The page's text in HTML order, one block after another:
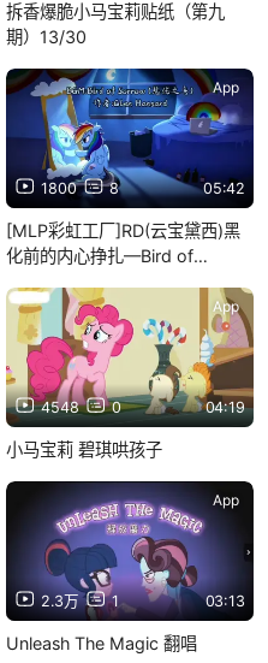
拆香爆脆小马宝莉贴纸（第九
期）13/30
1800 8 05:42
App
[MLP彩虹工厂]RD(云宝黛西)黑
化前的内心挣扎—Bird of
4548 0 04:19
App
小马宝莉 碧琪哄孩子
2.3万 1 03:13
App
Unleash The Magic 翻唱